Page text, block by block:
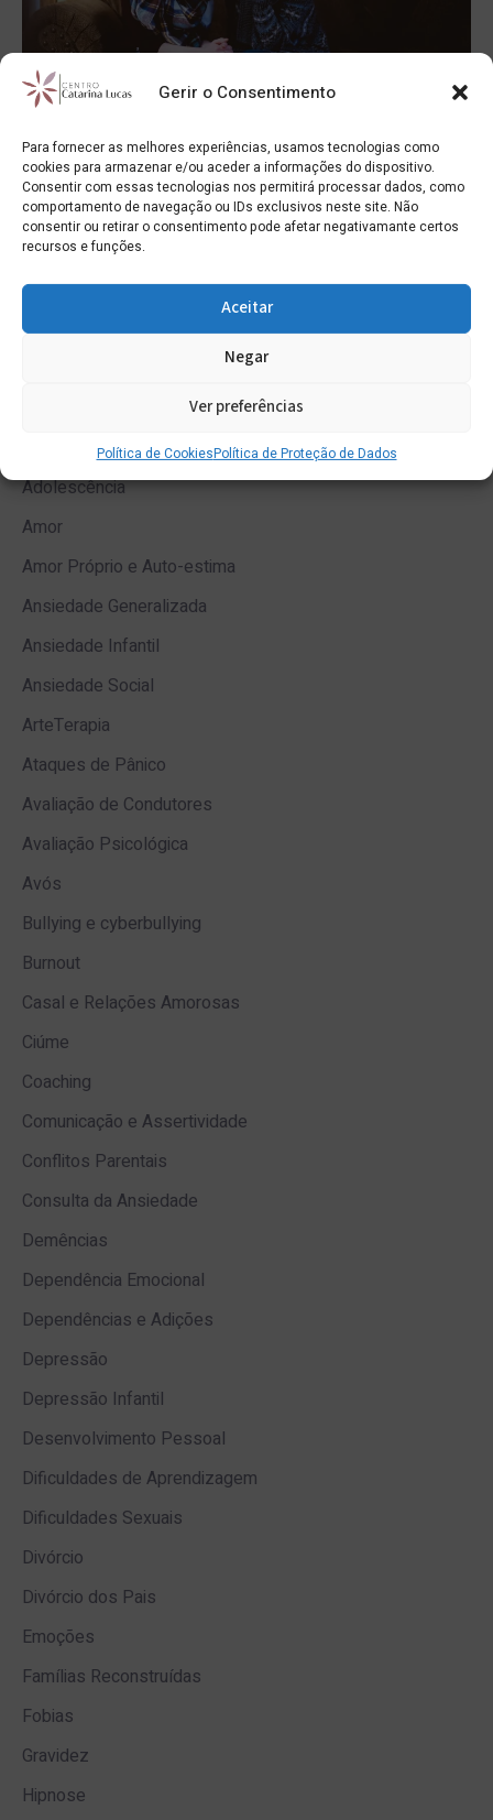
Gerir o Consentimento
Para fornecer as melhores experiências, usamos tecnologias como
cookies para armazenar e/ou aceder a informações do dispositivo.
Consentir com essas tecnologias nos permitirá processar dados, como
comportamento de navegação ou IDs exclusivos neste site. Não
consentir ou retirar o consentimento pode afetar negativamante certos
recursos e funções.
Aceitar
Negar
Ver preferências
Política de CookiesPolítica de Proteção de Dados
Centro Catarina Lucas
28/03/2025
As relações tóxicas podem estar presentes em
diferentes vertentes da nossa vida, nomeadamente nas
amorosas ou na nossa família. As relações...
Aconselhamento Parental
Adolescência
Amor
Amor Próprio e Auto-estima
Ansiedade Generalizada
Ansiedade Infantil
Ansiedade Social
ArteTerapia
Ataques de Pânico
Avaliação de Condutores
Avaliação Psicológica
Avós
Bullying e cyberbullying
Burnout
Casal e Relações Amorosas
Ciúme
Coaching
Comunicação e Assertividade
Conflitos Parentais
Consulta da Ansiedade
Demências
Dependência Emocional
Dependências e Adições
Depressão
Depressão Infantil
Desenvolvimento Pessoal
Dificuldades de Aprendizagem
Dificuldades Sexuais
Divórcio
Divórcio dos Pais
Emoções
Famílias Reconstruídas
Fobias
Gravidez
Hipnose